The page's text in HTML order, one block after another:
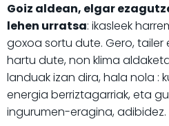
Goiz aldean, elgar
lehen urratsa: ikasleek
goxoa sortu dute. Gero,
hartu dute, non klima
landuak izan dira, hala nola :
energia berriztagarriak, eta
ingurumen-eragina, adibidez.